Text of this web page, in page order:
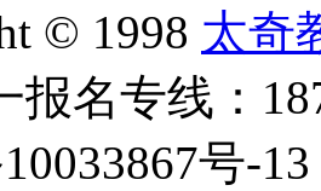
© 1998 太奇
报名专线：
号-13